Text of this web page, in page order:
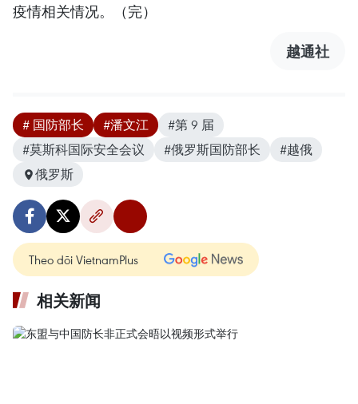
疫情相关情况。（完）
越通社
# 国防部长 #潘文江
#第 9 届
#莫斯科国际安全会议
#俄罗斯国防部长
#越俄
俄罗斯
Theo dõi VietnamPlus
相关新闻